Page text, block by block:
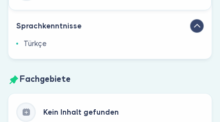
Sprachkenntnisse
Türkçe
Fachgebiete
Kein Inhalt gefunden